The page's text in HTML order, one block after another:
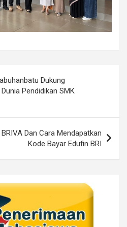
Dukung
Pendidikan SMK
Dan Cara Mendapatkan
Kode Bayar Edufin BRI